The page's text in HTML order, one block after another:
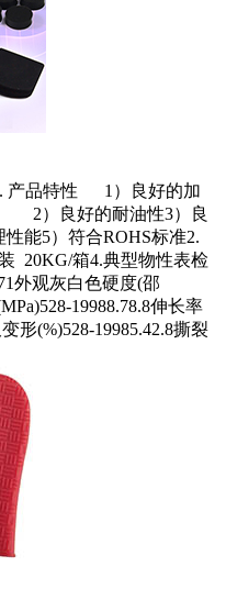
产品特性 1）良好的加
耐油性3）良
能5）符合ROHS标准2.
20KG/箱4.典型物性表检
外观灰白色硬度(邵
19988.78.8伸长率
形(%)528-19985.42.8撕裂